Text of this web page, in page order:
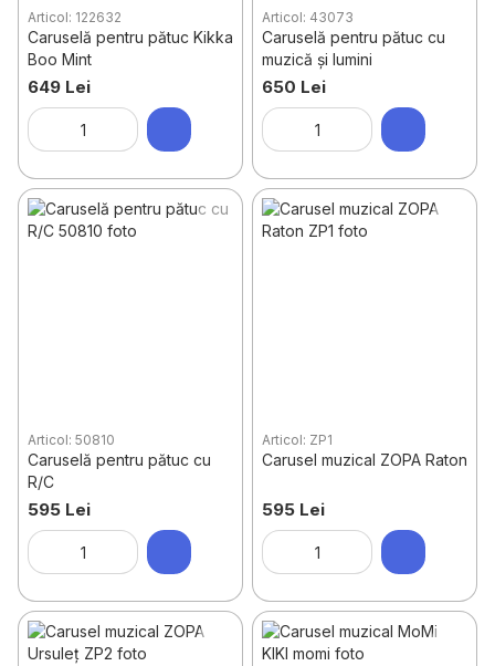
Articol: 122632
Caruselă pentru pătuc Kikka
Boo Mint
649 Lei
Articol: 43073
Caruselă pentru pătuc cu
muzică și lumini
650 Lei
Articol: 50810
Caruselă pentru pătuc cu
R/C
595 Lei
Articol: ZP1
Carusel muzical ZOPA Raton
595 Lei